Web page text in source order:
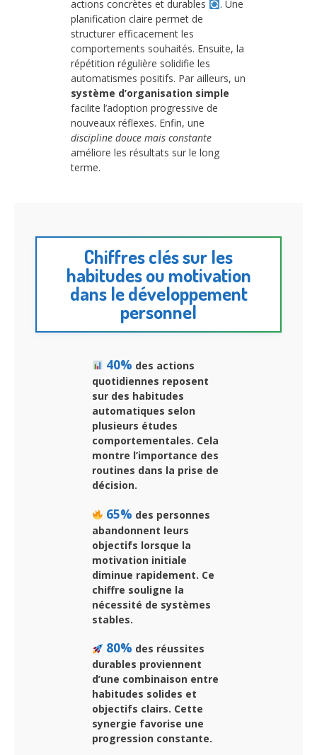
actions concrètes et durables
. Une
planification claire permet de
structurer efficacement les
comportements souhaités. Ensuite, la
répétition régulière solidifie les
automatismes positifs. Par ailleurs, un
système d’organisation simple
facilite l’adoption progressive de
nouveaux réflexes. Enfin, une
discipline douce mais constante
améliore les résultats sur le long
terme.
Chiffres clés sur les
habitudes ou motivation
dans le développement
personnel
40% des actions
quotidiennes reposent
sur des habitudes
automatiques selon
plusieurs études
comportementales. Cela
montre l’importance des
routines dans la prise de
décision.
65% des personnes
abandonnent leurs
objectifs lorsque la
motivation initiale
diminue rapidement. Ce
chiffre souligne la
nécessité de systèmes
stables.
80% des réussites
durables proviennent
d’une combinaison entre
habitudes solides et
objectifs clairs. Cette
synergie favorise une
progression constante.